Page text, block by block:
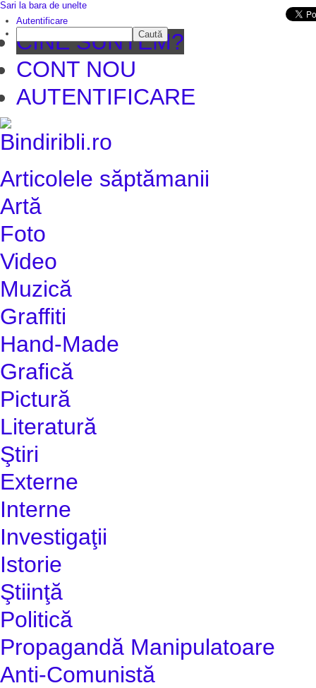
CINE SUNTEM?
CONT NOU
AUTENTIFICARE
Articolele săptămanii
Artă
Foto
Video
Muzică
Graffiti
Hand-Made
Grafică
Pictură
Literatură
Ştiri
Externe
Interne
Investigaţii
Istorie
Ştiinţă
Politică
Propagandă Manipulatoare
Anti-Comunistă
Sari la bara de unelte
Autentificare
Caută